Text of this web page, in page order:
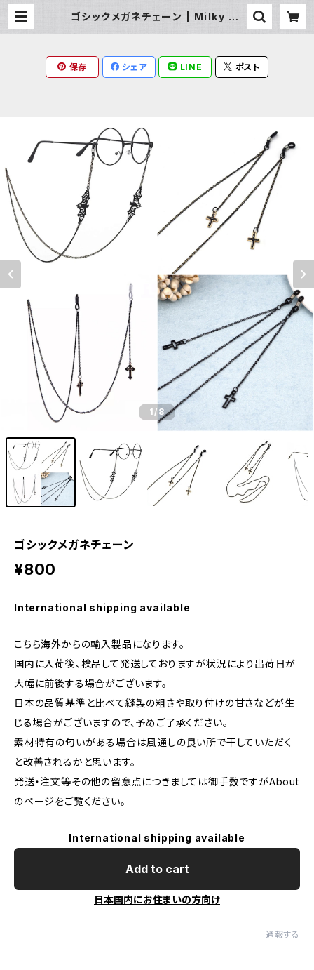
ゴシックメガネチェーン | Milky Ra
保存 シェア LINE ポスト
1/8
ゴシックメガネチェーン
¥800
International shipping available
こちら海外からの輸入製品になります。
国内に入荷後、検品して発送しておりますが状況により出荷日が
大幅に前後する場合がございます。
日本の品質基準と比べて縫製の粗さや取り付けの甘さなどが生
じる場合がございますので、予めご了承ください。
素材特有の匂いがある場合は風通しの良い所で干していただく
と改善されるかと思います。
発送・注文等その他の留意点につきましては御手数ですがAbout
のページをご覧ください。
International shipping available
Add to cart
日本国内にお住まいの方向け
通報する